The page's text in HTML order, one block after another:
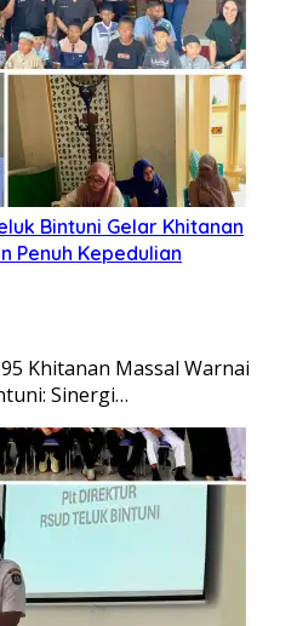
Bintuni Gelar Khitanan
Penuh Kepedulian
Khitanan Massal Warnai
Sinergi…